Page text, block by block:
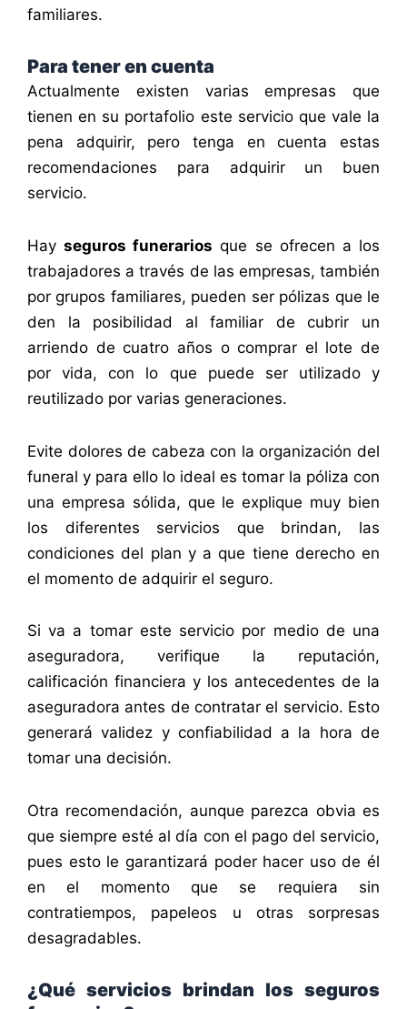
familiares.
Para tener en cuenta
Actualmente existen varias empresas que
tienen en su portafolio este servicio que vale la
pena adquirir, pero tenga en cuenta estas
recomendaciones para adquirir un buen
servicio.
Hayseguros funerarios que se ofrecen a los
trabajadores a través de las empresas, también
por grupos familiares, pueden ser pólizas que le
den la posibilidad al familiar de cubrir un
arriendo de cuatro años o comprar el lote de
por vida, con lo que puede ser utilizado y
reutilizado por varias generaciones.
Evite dolores de cabeza con la organización del
funeral y para ello lo ideal es tomar la póliza con
una empresa sólida, que le explique muy bien
los diferentes servicios que brindan, las
condiciones del plan y a que tiene derecho en
el momento de adquirir el seguro.
Si va a tomar este servicio por medio de una
aseguradora, verifique la reputación,
calificación financiera y los antecedentes de la
aseguradora antes de contratar el servicio. Esto
generará validez y confiabilidad a la hora de
tomar una decisión.
Otra recomendación, aunque parezca obvia es
que siempre esté al día con el pago del servicio,
pues esto le garantizará poder hacer uso de él
en el momento que se requiera sin
contratiempos, papeleos u otras sorpresas
desagradables.
¿Qué servicios brindan los seguros